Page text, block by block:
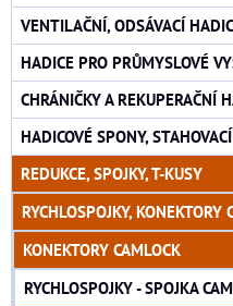
VENTILAČNÍ, ODSÁVACÍ
HADICE PRO PRŮMYSLOVÉ
CHRÁNIČKY A REKUPERAČNÍ
HADICOVÉ SPONY,
REDUKCE, SPOJKY, T-KUSY
RYCHLOSPOJKY,
KONEKTORY CAMLOCK
RYCHLOSPOJKY - SPOJKA